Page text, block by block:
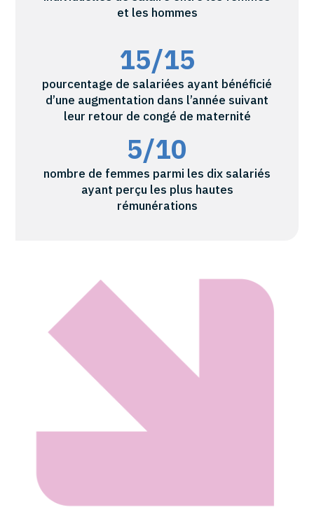
et les hommes
15/15
pourcentage de salariées ayant bénéficié
d’une augmentation dans l’année suivant
leur retour de congé de maternité
5/10
nombre de femmes parmi les dix salariés
ayant perçu les plus hautes
rémunérations